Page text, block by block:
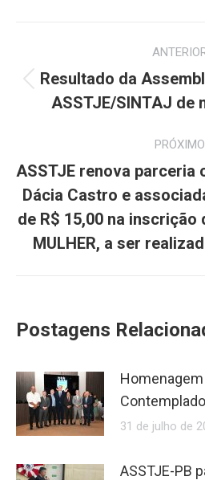
de
post:
Resultado da
ASSTJE/SINTAJ de
PRÓXIMO
ASSTJE renova parceria
Dácia Castro e
de R$ 15,00 na inscrição
MULHER, a ser
Postagens
31 de julho de
ASSTJE-PB